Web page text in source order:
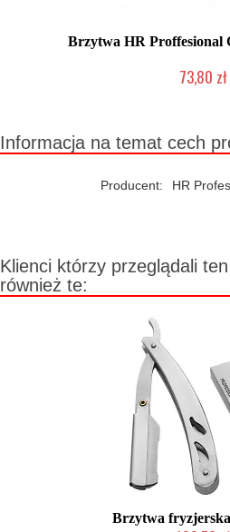
Brzytwa HR Proffesional
73,80 zł
Informacja na temat cech
Producent: HR
Klienci którzy przeglądali
również te:
Brzytwa